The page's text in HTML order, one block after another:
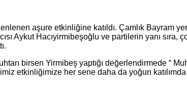
aşure etkinliğine katıldı. Çamlık Bayram
Aykut Hacıyirmibeşoğlu ve partilerin yanı sıra,
birsen Yirmibeş yaptığı değerlendirmede “
etkinliğimize her sene daha da yoğun